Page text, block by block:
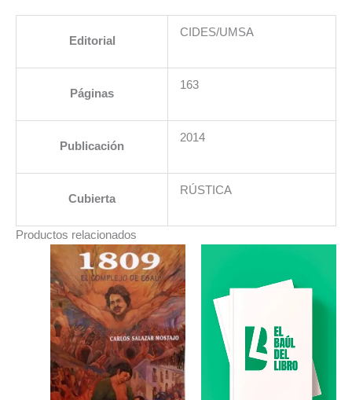
Editorial
CIDES/UMSA
Páginas
163
Publicación
2014
Cubierta
RÚSTICA
Productos relacionados